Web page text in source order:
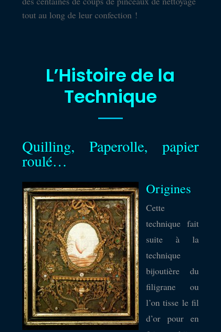
tout au long de leur confection !
L’Histoire de la
Technique
Quilling, Paperolle, papier
roulé…
Origines
Cette
technique fait
suite à la
technique
bijoutière du
filigrane ou
l’on tisse le fil
d’or pour en